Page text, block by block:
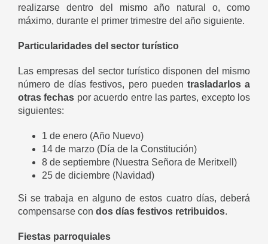
realizarse dentro del mismo año natural o, como
máximo, durante el primer trimestre del año siguiente.
Particularidades del sector turístico
Las empresas del sector turístico disponen del mismo
número de días festivos, pero pueden trasladarlos a
otras fechas por acuerdo entre las partes, excepto los
siguientes:
1 de enero (Año Nuevo)
14 de marzo (Día de la Constitución)
8 de septiembre (Nuestra Señora de Meritxell)
25 de diciembre (Navidad)
Si se trabaja en alguno de estos cuatro días, deberá
compensarse con dos días festivos retribuidos.
Fiestas parroquiales